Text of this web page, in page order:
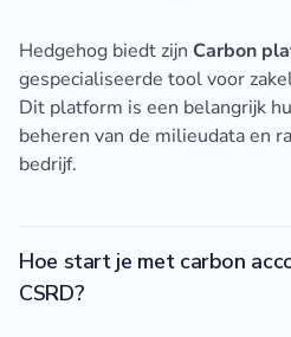
Hedgehog biedt zijn Carbon
gespecialiseerde tool voor
Dit platform is een belangrijk
beheren van de milieudata en
bedrijf.
Hoe start je met carbon
CSRD?